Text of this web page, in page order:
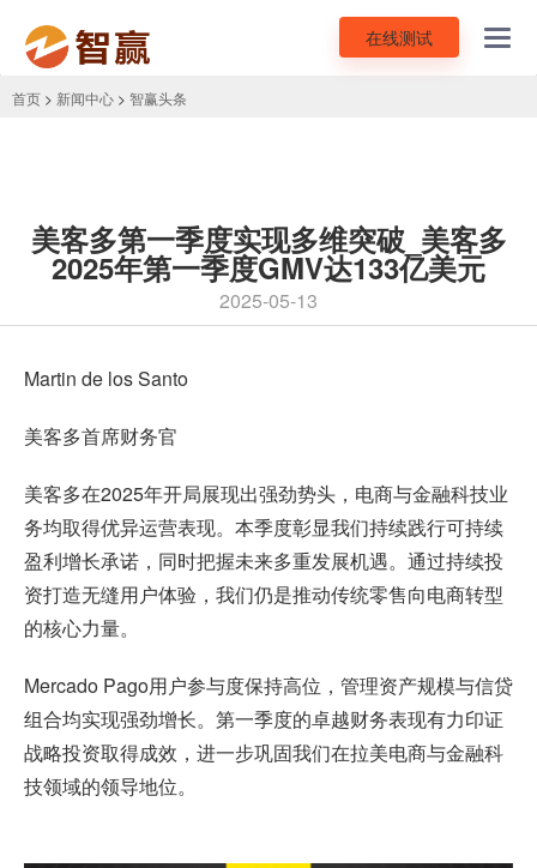
在线测试
首页 > 新闻中心 > 智赢头条
美客多第一季度实现多维突破_美客多
2025年第一季度GMV达133亿美元
2025-05-13
Martin de los Santo
美客多首席财务官
美客多在2025年开局展现出强劲势头，电商与金融科技业
务均取得优异运营表现。本季度彰显我们持续践行可持续
盈利增长承诺，同时把握未来多重发展机遇。通过持续投
资打造无缝用户体验，我们仍是推动传统零售向电商转型
的核心力量。
Mercado Pago用户参与度保持高位，管理资产规模与信贷
组合均实现强劲增长。第一季度的卓越财务表现有力印证
战略投资取得成效，进一步巩固我们在拉美电商与金融科
技领域的领导地位。